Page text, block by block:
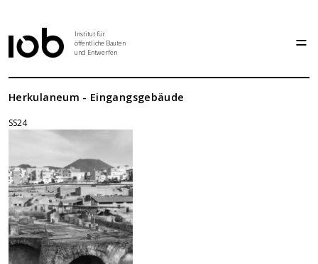
Institut für
öffentliche Bauten
und Entwerfen
Institut
Aktuelles
Entwurf
Seminar
Abschlussarbeiten
Herkulaneum - Eingangsgebäude
SS24